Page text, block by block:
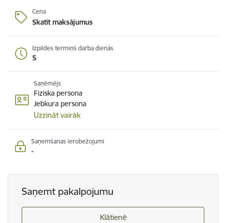
Cena
Skatīt maksājumus
Izpildes termiņš darba dienās
5
Saņēmējs
Fiziska persona
Jebkura persona
Uzzināt vairāk
Saņemšanas ierobežojumi
-
Saņemt pakalpojumu
Klātienē